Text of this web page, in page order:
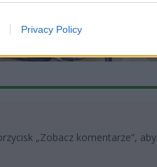
Privacy Policyzwycięża w
„Zobacz komentarze”, aby